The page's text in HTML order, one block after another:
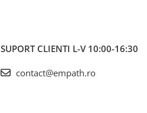
SUPORT CLIENTI L-V 10:00-16:30
contact@empath.ro